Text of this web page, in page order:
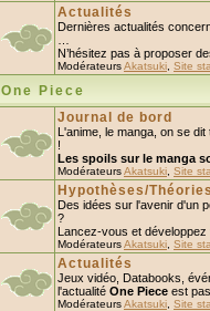
Actualités
Dernières actualités
N’hésitez pas à proposer
ModérateursAkatsuki Site
One Piece
Journal de bord
L'anime, le manga, on se
!
Les spoils sur le manga
ModérateursAkatsuki Site
Hypothèses/Théories
Des idées sur l'avenir d'un
?
Lancez-vous et
ModérateursAkatsuki Site
Actualités
Jeux vidéo, Databooks,
l'actualité One Piece est
ModérateursAkatsuki Site